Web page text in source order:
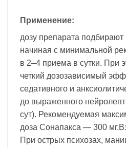
Применение:
дозу препарата
начиная с минимальной
в 2–4 приема в сутки. При
четкий дозозависимый
седативного и
до выраженного
сут). Рекомендуемая
доза Сонапакса — 300
При острых психозах,